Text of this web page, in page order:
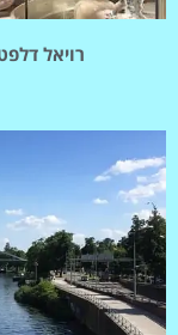
רויאל